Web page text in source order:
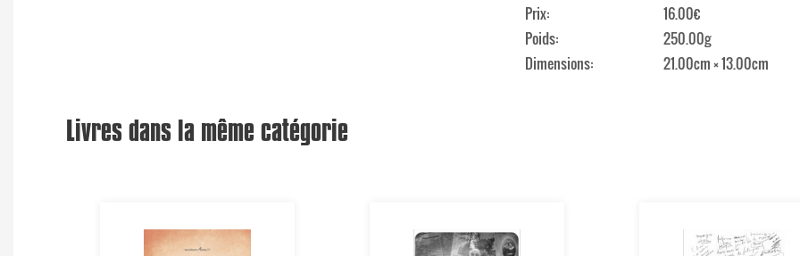
Prix
16.00€
Poids
250.00g
Dimensions
21.00cm × 13.00cm
Livres dans la même catégorie